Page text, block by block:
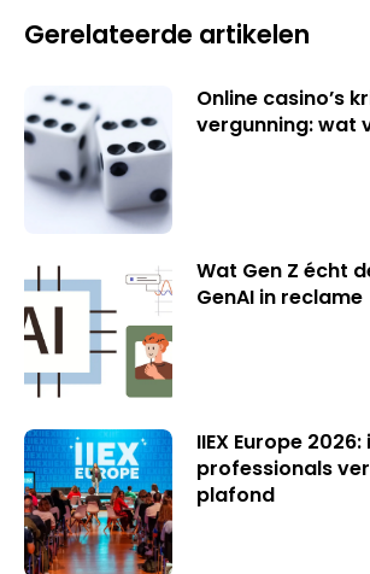
Gerelateerde artikelen
Online casino’s
vergunning: wat
Wat Gen Z écht
GenAI in reclame
IIEX Europe
professionals
plafond